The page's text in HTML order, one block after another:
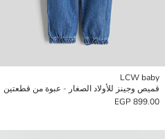
LCW baby
قميص وجينز للأولاد الصغار - عبوة من قطعتين
899.00 EGP